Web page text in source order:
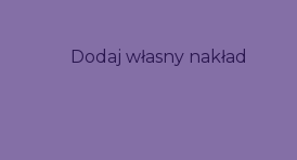
Dodaj własny nakład